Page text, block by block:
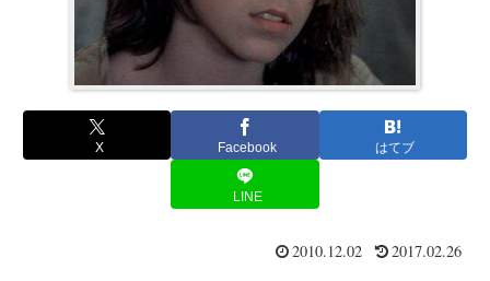
X Facebook はてブ
LINE
2010.12.02 2017.02.26